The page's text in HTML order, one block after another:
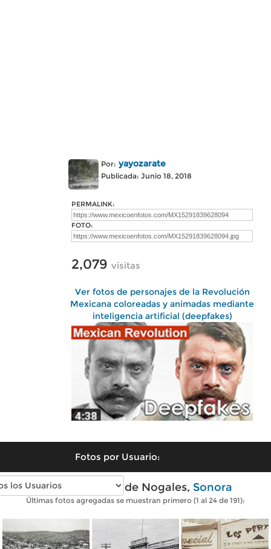
Por: yayozarate
Publicada: Junio 18, 2018
PERMALINK:
FOTO:
2,079 visitas
Ver fotos de personajes de la Revolución
Mexicana coloreadas y animadas mediante
inteligencia artificial (deepfakes)
Fotos por Usuario:
Fotos antiguas de Nogales, Sonora
Últimas fotos agregadas se muestran primero (1 al 24 de 191):